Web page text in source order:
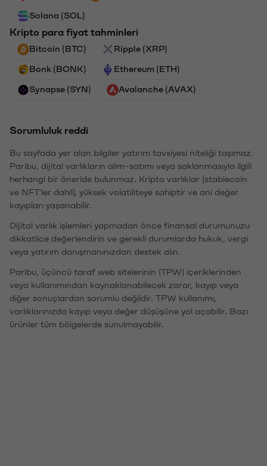
Solana (SOL)
Kripto para fiyat tahminleri
Bitcoin (BTC) Ripple (XRP)
Bonk (BONK) Ethereum (ETH)
Synapse (SYN) Avalanche (AVAX)
Sorumluluk reddi
Bu sayfada yer alan bilgiler yatırım tavsiyesi niteliği taşımaz.
Paribu, dijital varlıkların alım-satımı veya saklanmasıyla ilgili
herhangi bir öneride bulunmaz. Kripto varlıklar (stablecoin
ve NFT'ler dahil), yüksek volatiliteye sahiptir ve ani değer
kayıpları yaşanabilir.
Dijital varlık işlemleri yapmadan önce finansal durumunuzu
dikkatlice değerlendirin ve gerekli durumlarda hukuk, vergi
veya yatırım danışmanınızdan destek alın.
Paribu, üçüncü taraf web sitelerinin (TPW) içeriklerinden
veya kullanımından kaynaklanabilecek zarar, kayıp veya
diğer sonuçlardan sorumlu değildir. TPW kullanımı,
varlıklarınızda kayıp veya değer düşüşüne yol açabilir. Bazı
ürünler tüm bölgelerde sunulmayabilir.